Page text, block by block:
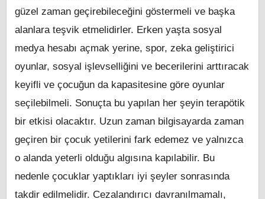
güzel zaman geçirebileceğini göstermeli ve başka
alanlara teşvik etmelidirler. Erken yaşta sosyal
medya hesabı açmak yerine, spor, zeka geliştirici
oyunlar, sosyal işlevselliğini ve becerilerini arttıracak
keyifli ve çocuğun da kapasitesine göre oyunlar
seçilebilmeli. Sonuçta bu yapılan her şeyin terapötik
bir etkisi olacaktır. Uzun zaman bilgisayarda zaman
geçiren bir çocuk yetilerini fark edemez ve yalnızca
o alanda yeterli olduğu algısına kapılabilir. Bu
nedenle çocuklar yaptıkları iyi şeyler sonrasında
takdir edilmelidir. Cezalandırıcı davranılmamalı,